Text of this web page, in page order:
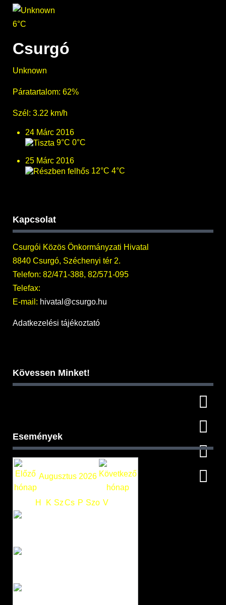
6°C
Csurgó
Unknown
Páratartalom: 62%
Szél: 3.22 km/h
24 Márc 2016
9°C 0°C
25 Márc 2016
12°C 4°C
Kapcsolat
Csurgói Közös Önkormányzati Hivatal
8840 Csurgó, Széchenyi tér 2.
Telefon: 82/471-388, 82/571-095
Telefax:
E-mail: hivatal@csurgo.hu
Adatkezelési tájékoztató
Kövessen Minket!
Események
Augusztus 2026
H K SzCs P Szo V